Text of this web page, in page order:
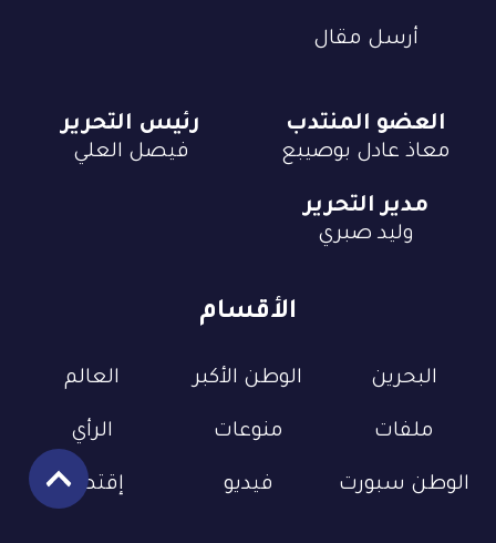
أرسل مقال
الأقسام
البحرين الوطن الأكبر العالم
ملفات منوعات الرأي
الوطن سبورت فيديو إقتصاد
العضو المنتدب
معاذ عادل بوصيبع
رئيس التحرير
فيصل العلي
مدير التحرير
وليد صبري